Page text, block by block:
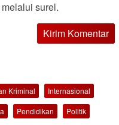
surel.
Kriminal
Internasional
Pendidikan
Politik